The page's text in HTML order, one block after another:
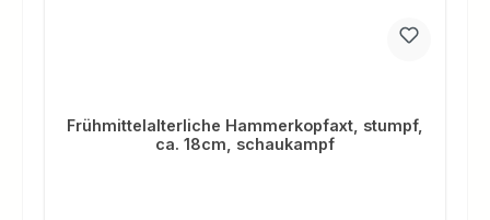
Frühmittelalterliche Hammerkopfaxt, stumpf,
ca. 18cm, schaukampf